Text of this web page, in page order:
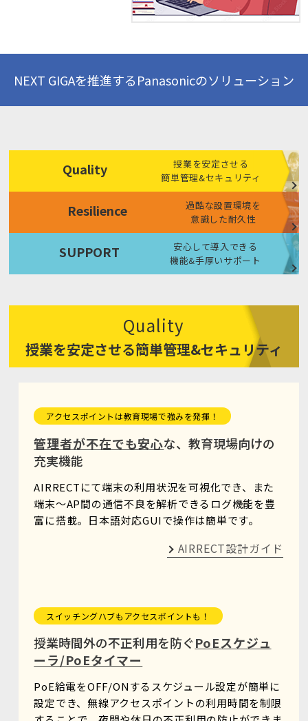
NEXT GIGAを推進するPanasonicのソリューション
Quality
授業を安定させる
簡単管理&セキュリティ
Resilience
過酷な設置環境を
意識した耐久性
SUPPORT
安心して導入できる
機能&手厚いサポート
Quality
授業を安定させる簡単管理&セキュリティ
アクセスポイントは教育現場で強みを発揮！
管理者が不在でも安心な、教育現場向けの
充実機能
AIRRECTにて端末の利用状況を可視化でき、また
端末～AP間の通信不良を解析できるログ機能を豊
富に搭載。日本語対応GUIで操作は簡単です。
AIRRECT設計ガイド
スイッチングハブもアクセスポイントも！
授業時間外の不正利用を防ぐPoEスケジュ
ーラ/PoEタイマー
PoE給電をOFF/ONするスケジュール設定が簡単に
設定でき、無線アクセスポイントの利用時間を制限